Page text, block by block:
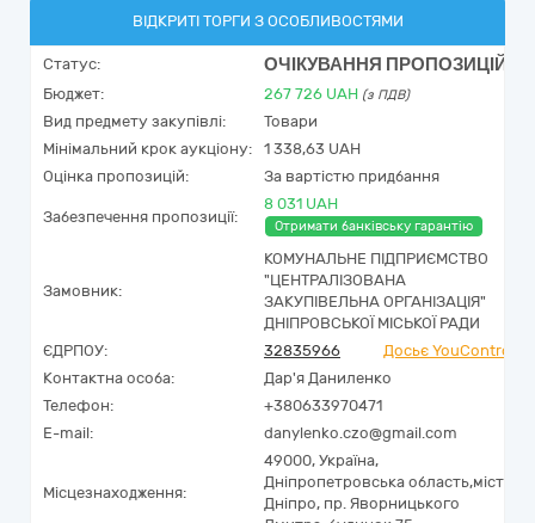
ВІДКРИТІ ТОРГИ З ОСОБЛИВОСТЯМИ
Статус: ОЧІКУВАННЯ ПРОПОЗИЦІЙ
Бюджет: 267 726 UAH (з ПДВ)
Вид предмету закупівлі:
Товари
Мінімальний крок аукціону:
1 338,63 UAH
Оцінка пропозицій:
За вартістю придбання
Забезпечення пропозиції:
8 031 UAH
Отримати банківську гарантію
Замовник:
КОМУНАЛЬНЕ ПІДПРИЄМСТВО
"ЦЕНТРАЛІЗОВАНА
ЗАКУПІВЕЛЬНА ОРГАНІЗАЦІЯ"
ДНІПРОВСЬКОЇ МІСЬКОЇ РАДИ
ЄДРПОУ:
32835966
Досьє YouControl
Контактна особа:
Дар'я Даниленко
Телефон:
+380633970471
E-mail:
danylenko.czo@gmail.com
Місцезнаходження:
49000, Україна,
Дніпропетровська область,місто
Дніпро, пр. Яворницького